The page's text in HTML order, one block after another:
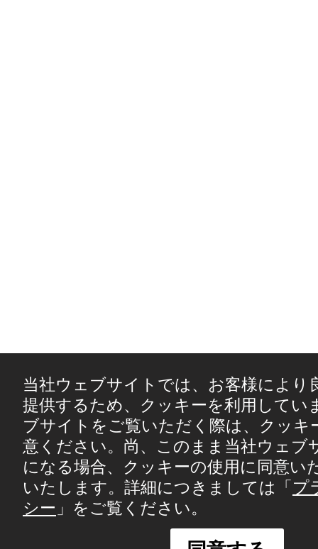
当社ウェブサイトでは、お客様により
提供するため、クッキーを利用してい
ブサイトをご覧いただく際は、クッキ
意ください。尚、このまま当社ウェブ
になる場合、クッキーの使用に同意い
いたします。詳細につきましては「プ
シー 」をご覧ください。